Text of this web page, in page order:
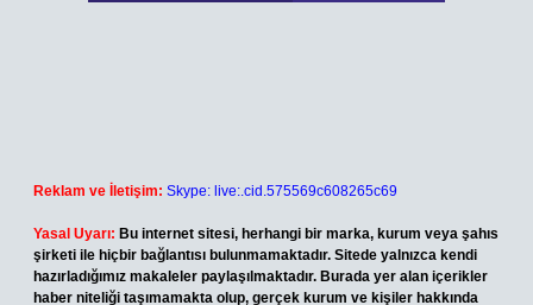
Reklam ve İletişim: Skype: live:.cid.575569c608265c69
Yasal Uyarı: Bu internet sitesi, herhangi bir marka, kurum veya şahıs
şirketi ile hiçbir bağlantısı bulunmamaktadır. Sitede yalnızca kendi
hazırladığımız makaleler paylaşılmaktadır. Burada yer alan içerikler
haber niteliği taşımamakta olup, gerçek kurum ve kişiler hakkında